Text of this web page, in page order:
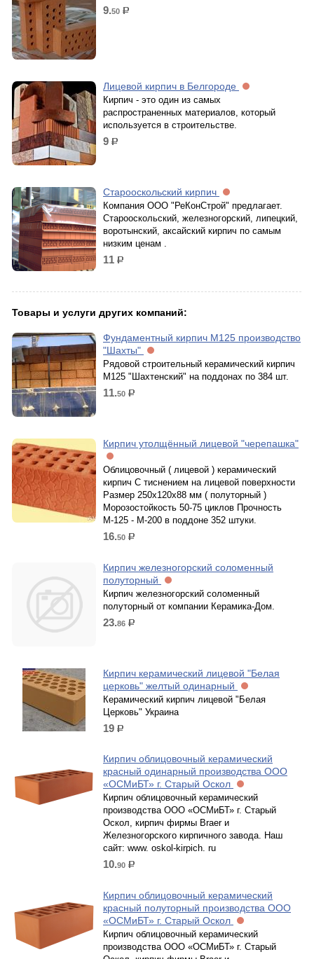
9.50 р.
Лицевой кирпич в Белгороде
Кирпич - это один из самых
распространенных материалов, который
используется в строительстве.
9 р.
Старооскольский кирпич
Компания ООО "РеКонСтрой" предлагает.
Старооскольский, железногорский, липецкий,
воротынский, аксайский кирпич по самым
низким ценам .
11 р.
Товары и услуги других компаний:
Фундаментный кирпич М125 производство
"Шахты"
Рядовой строительный керамический кирпич
М125 "Шахтенский" на поддонах по 384 шт.
11.50 р.
Кирпич утолщённый лицевой "черепашка"
Облицовочный ( лицевой ) керамический
кирпич С тиснением на лицевой поверхности
Размер 250х120х88 мм ( полуторный )
Морозостойкость 50-75 циклов Прочность
М-125 - М-200 в поддоне 352 штуки.
16.50 р.
Кирпич железногорский соломенный
полуторный
Кирпич железногорский соломенный
полуторный от компании Керамика-Дом.
23.86 р.
Кирпич керамический лицевой "Белая
церковь" желтый одинарный
Керамический кирпич лицевой "Белая
Церковь" Украина
19 р.
Кирпич облицовочный керамический
красный одинарный производства ООО
«ОСМиБТ» г. Старый Оскол
Кирпич облицовочный керамический
производства ООО «ОСМиБТ» г. Старый
Оскол, кирпич фирмы Braer и
Железногорского кирпичного завода. Наш
сайт: www. oskol-kirpich. ru
10.90 р.
Кирпич облицовочный керамический
красный полуторный производства ООО
«ОСМиБТ» г. Старый Оскол
Кирпич облицовочный керамический
производства ООО «ОСМиБТ» г. Старый